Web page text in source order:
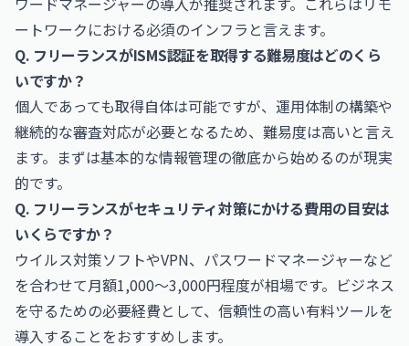
ートワークにおける必須のインフラと言えます。
Q. フリーランスがISMS認証を取得する難易度はどのくら
いですか？
個人であっても取得自体は可能ですが、運用体制の構築や
継続的な審査対応が必要となるため、難易度は高いと言え
ます。まずは基本的な情報管理の徹底から始めるのが現実
的です。
Q. フリーランスがセキュリティ対策にかける費用の目安は
いくらですか？
ウイルス対策ソフトやVPN、パスワードマネージャーなど
を合わせて月額1,000〜3,000円程度が相場です。ビジネス
を守るための必要経費として、信頼性の高い有料ツールを
導入することをおすすめします。